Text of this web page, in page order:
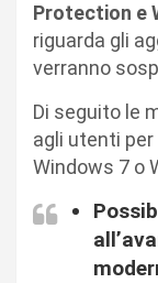
Protection e
riguarda gli
verranno
Di seguito le
agli utenti
Windows 7 o